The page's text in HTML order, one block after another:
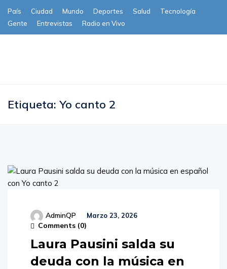
País Ciudad Mundo Deportes Salud
Tecnología
Gente
Entrevistas Radio en Vivo
Etiqueta: Yo canto 2
AdminQP Marzo 23, 2026
Comments (0)
Laura Pausini salda su
deuda con la música en